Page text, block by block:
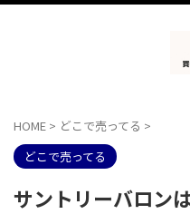
HOME > どこで売ってる >
どこで売ってる
サントリーバロン